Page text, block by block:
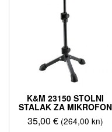
K&M 23150 STOLNI
STALAK ZA MIKROFON
35,00 € (264,00 kn)